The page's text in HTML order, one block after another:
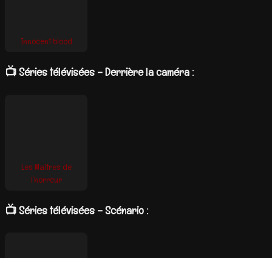
Innocent blood
📺 Séries télévisées – Derrière la caméra :
Les Maîtres de
l’horreur
📺 Séries télévisées – Scénario :